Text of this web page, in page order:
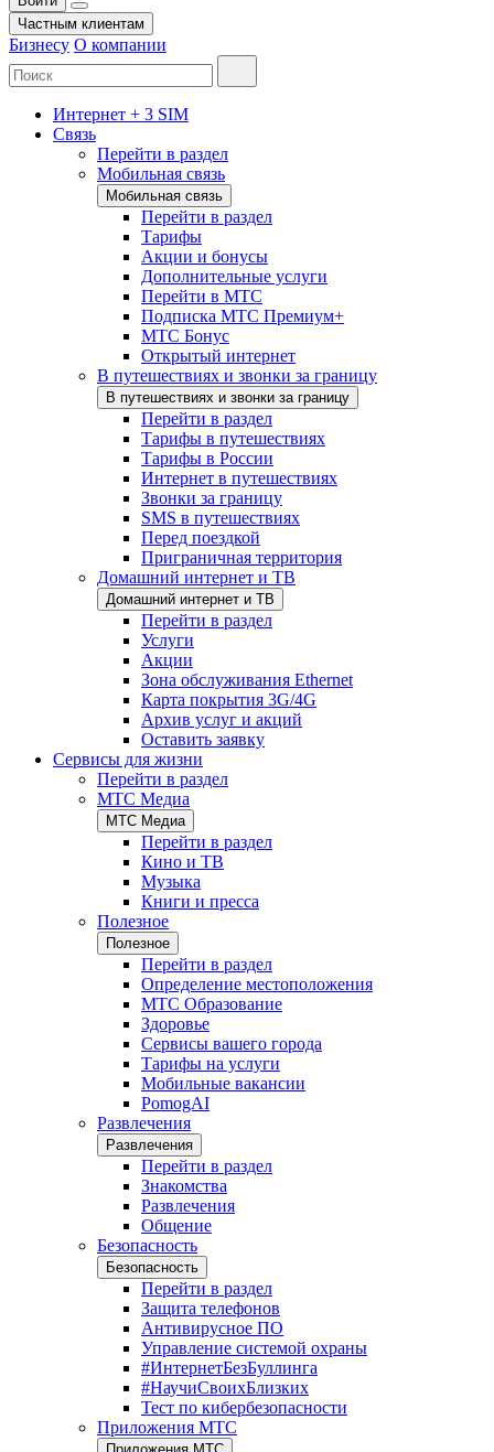
Частным клиентам
Бизнесу О компании
Интернет + 3 SIM
Связь
Перейти в раздел
Мобильная связь
Мобильная связь
Перейти в раздел
Тарифы
Акции и бонусы
Дополнительные услуги
Перейти в МТС
Подписка МТС Премиум+
МТС Бонус
Открытый интернет
В путешествиях и звонки за границу
В путешествиях и звонки за границу
Перейти в раздел
Тарифы в путешествиях
Тарифы в России
Интернет в путешествиях
Звонки за границу
SMS в путешествиях
Перед поездкой
Приграничная территория
Домашний интернет и ТВ
Домашний интернет и ТВ
Перейти в раздел
Услуги
Акции
Зона обслуживания Ethernet
Карта покрытия 3G/4G
Архив услуг и акций
Оставить заявку
Сервисы для жизни
Перейти в раздел
МТС Медиа
МТС Медиа
Перейти в раздел
Кино и ТВ
Музыка
Книги и пресса
Полезное
Полезное
Перейти в раздел
Определение местоположения
МТС Образование
Здоровье
Сервисы вашего города
Тарифы на услуги
Мобильные вакансии
PomogAI
Развлечения
Развлечения
Перейти в раздел
Знакомства
Развлечения
Общение
Безопасность
Безопасность
Перейти в раздел
Защита телефонов
Антивирусное ПО
Управление системой охраны
#ИнтернетБезБуллинга
#НаучиСвоихБлизких
Тест по кибербезопасности
Приложения МТС